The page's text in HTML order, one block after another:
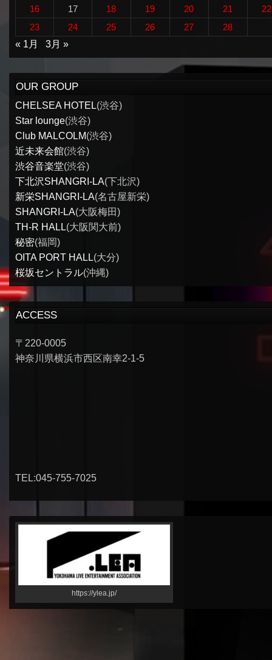
16
17 18 19 20 21
22
23
24 25 26 27
28
« 1月
3月 »
OUR GROUP
CHELSEA HOTEL(渋谷)
Star lounge(渋谷)
Club MALCOLM(渋谷)
近未来会館(渋谷)
渋谷音楽堂(渋谷)
下北沢SHANGRI-LA(下北沢)
新栄SHANGRI-LA(名古屋新栄)
SHANGRI-LA(大阪梅田)
TH-R HALL(大阪関大前)
秘密(福岡)
OITA PORT HALL(大分)
桜坂セントラル(沖縄)
ACCESS
〒220-0005
神奈川県横浜市西区南幸2-1-5
TEL:045-755-7025
https://ylea.jp/